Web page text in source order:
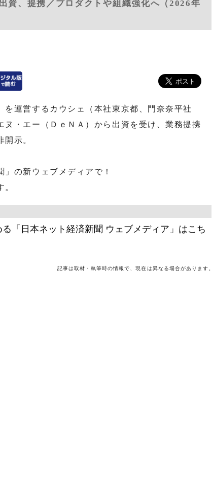
資、提携／プロダクトや組織強化へ（2026年
運営するカウシェ（本社東京都、門奈奈平社
ヌ・エー（ＤｅＮＡ）から出資を受け、業務提携
開示。
の新ウェブメディアで！
「日本ネット経済新聞 ウェブメディア」はこち
記事は取材・執筆時の情報で、現在は異なる場合があります。